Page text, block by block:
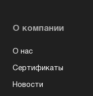
О компании
О нас
Сертификаты
Новости